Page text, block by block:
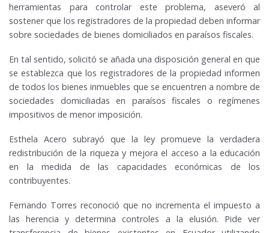
herramientas para controlar este problema, aseveró al
sostener que los registradores de la propiedad deben informar
sobre sociedades de bienes domiciliados en paraísos fiscales.
En tal sentido, solicitó se añada una disposición general en que
se establezca que los registradores de la propiedad informen
de todos los bienes inmuebles que se encuentren a nombre de
sociedades domiciliadas en paraísos fiscales o regímenes
impositivos de menor imposición.
Esthela Acero subrayó que la ley promueve la verdadera
redistribución de la riqueza y mejora el acceso a la educación
en la medida de las capacidades económicas de los
contribuyentes.
Fernando Torres reconoció que no incrementa el impuesto a
las herencia y determina controles a la elusión. Pide ver